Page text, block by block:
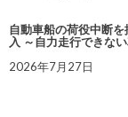
自動車船の荷役中断
入 ～自力走行できな
2026年7月27日